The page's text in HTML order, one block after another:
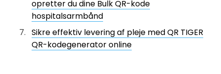
opretter du dine Bulk QR-kode
hospitalsarmbånd
Sikre effektiv levering af pleje med QR TIGER
QR-kodegenerator online